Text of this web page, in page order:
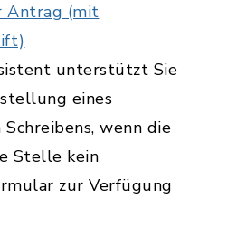
Antrag (mit
unterstützt Sie
eines
wenn die
Stelle kein
zur Verfügung